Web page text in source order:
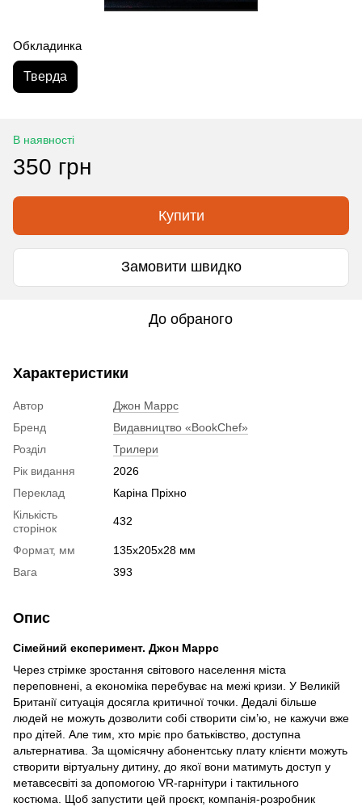
Обкладинка
Тверда
В наявності
350 грн
Купити
Замовити швидко
До обраного
Характеристики
Автор
Джон Маррс
Бренд
Видавництво «BookChef»
Розділ
Трилери
Рік видання
2026
Переклад
Каріна Пріхно
Кількість
сторінок
432
Формат, мм
135х205х28 мм
Вага
393
Опис
Сімейний експеримент. Джон Маррс
Через стрімке зростання світового населення міста
переповнені, а економіка перебуває на межі кризи. У Великій
Британії ситуація досягла критичної точки. Дедалі більше
людей не можуть дозволити собі створити сім’ю, не кажучи вже
про дітей. Але тим, хто мріє про батьківство, доступна
альтернатива. За щомісячну абонентську плату клієнти можуть
створити віртуальну дитину, до якої вони матимуть доступ у
метавсесвіті за допомогою VR-гарнітури і тактильного
костюма. Щоб запустити цей проєкт, компанія-розробник